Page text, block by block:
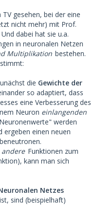
gesehen, bei der eine
nicht mehr) mit Prof.
dabei hat sie u.a.
in neuronalen Netzen
Multiplikation bestehen.
die Gewichte der
so adaptiert, dass
eine Verbesserung des
Neuron einlangenden
werden
ergeben einen neuen
andere Funktionen zum
kann man sich
Netzes
sind (beispielhaft)